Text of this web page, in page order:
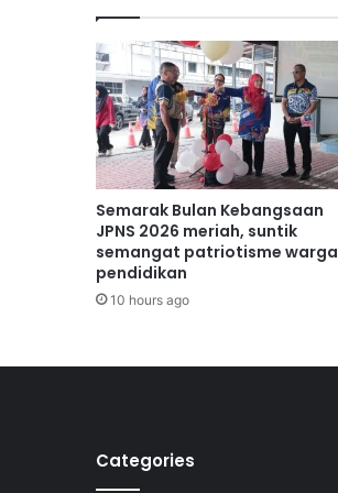
a
l
a
n
S
e
r
o
j
a
t
e
r
a
h
Semarak Bulan Kebangsaan
JPNS 2026 meriah, suntik
semangat patriotisme warga
pendidikan
10 hours ago
Categories